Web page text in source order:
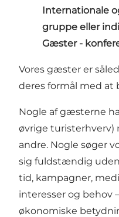
Internationale
gruppe eller
Gæster -
Vores gæster er
deres formål med at
Nogle af gæsterne
øvrige
andre. Nogle søger
sig fuldstændig
tid, kampagner,
interesser og behov
økonomiske